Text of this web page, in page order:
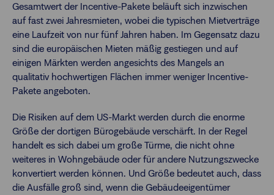
Gesamtwert der Incentive-Pakete beläuft sich inzwischen
auf fast zwei Jahresmieten, wobei die typischen Mietverträge
eine Laufzeit von nur fünf Jahren haben. Im Gegensatz dazu
sind die europäischen Mieten mäßig gestiegen und auf
einigen Märkten werden angesichts des Mangels an
qualitativ hochwertigen Flächen immer weniger Incentive-
Pakete angeboten.
Die Risiken auf dem US-Markt werden durch die enorme
Größe der dortigen Bürogebäude verschärft. In der Regel
handelt es sich dabei um große Türme, die nicht ohne
weiteres in Wohngebäude oder für andere Nutzungszwecke
konvertiert werden können. Und Größe bedeutet auch, dass
die Ausfälle groß sind, wenn die Gebäudeeigentümer